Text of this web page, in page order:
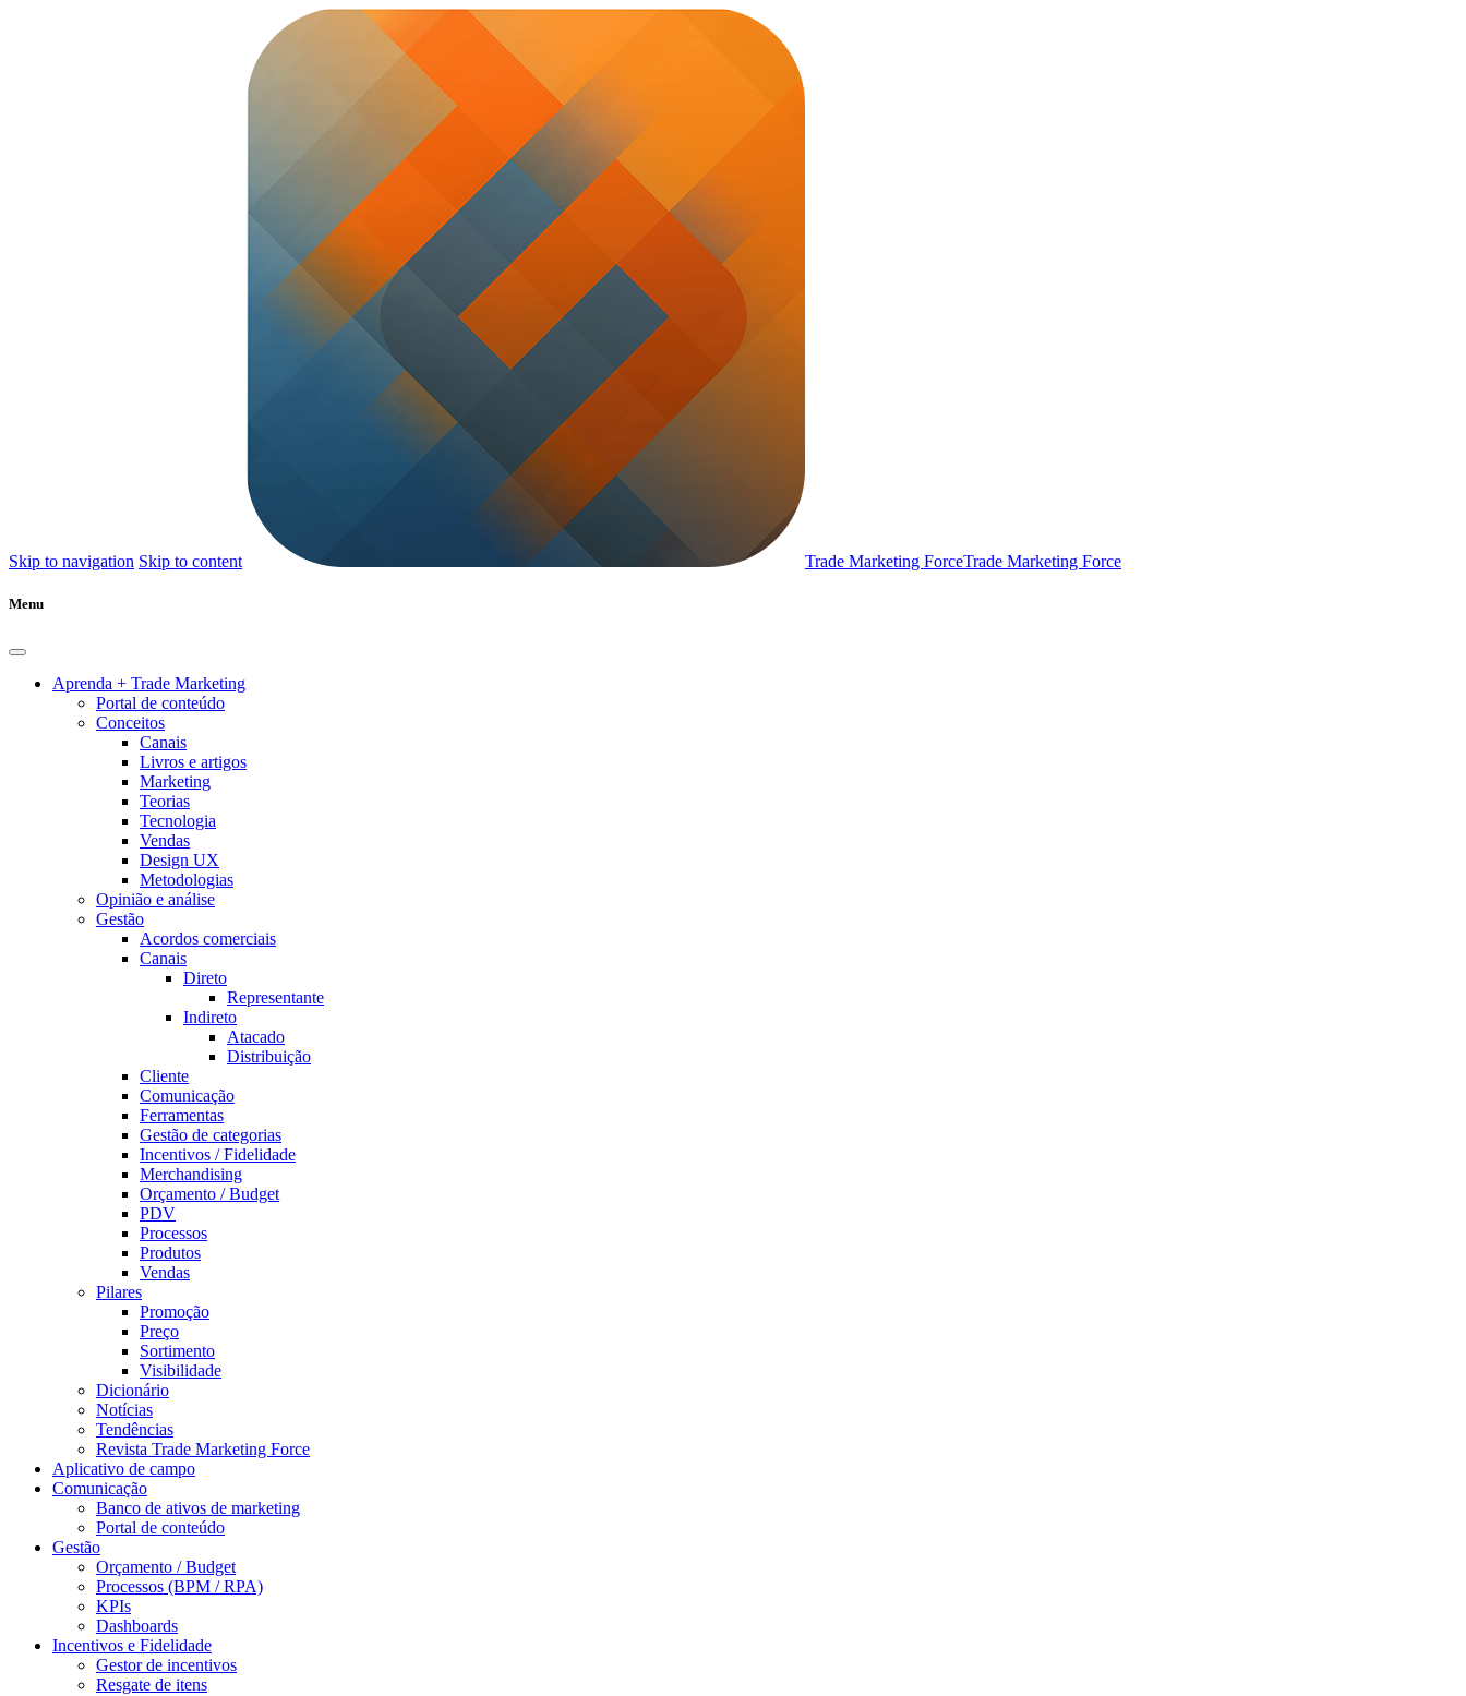
Skip to navigation Skip to content Trade Marketing ForceTrade Marketing Force
Menu
Aprenda + Trade Marketing
Portal de conteúdo
Conceitos
Canais
Livros e artigos
Marketing
Teorias
Tecnologia
Vendas
Design UX
Metodologias
Opinião e análise
Gestão
Acordos comerciais
Canais
Direto
Representante
Indireto
Atacado
Distribuição
Cliente
Comunicação
Ferramentas
Gestão de categorias
Incentivos / Fidelidade
Merchandising
Orçamento / Budget
PDV
Processos
Produtos
Vendas
Pilares
Promoção
Preço
Sortimento
Visibilidade
Dicionário
Notícias
Tendências
Revista Trade Marketing Force
Aplicativo de campo
Comunicação
Banco de ativos de marketing
Portal de conteúdo
Gestão
Orçamento / Budget
Processos (BPM / RPA)
KPIs
Dashboards
Incentivos e Fidelidade
Gestor de incentivos
Resgate de itens